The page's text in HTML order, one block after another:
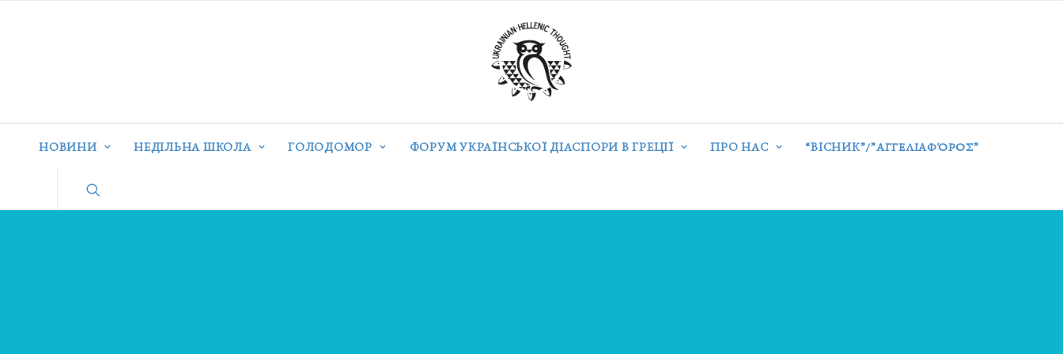
НОВИНИ НЕДІЛЬНА ШКОЛА ГОЛОДОМОР ФОРУМ УКРАЇНСЬКОЇ ДІАСПОРИ В ГРЕЦІЇ ПРО НАС “ВІСНИК”/”ΑΓΓΕΛΙΑΦΌΡΟΣ”